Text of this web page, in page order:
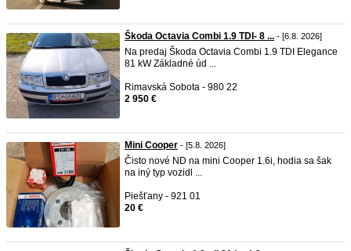
Škoda Octavia Combi 1.9 TDI- 8 ... - [6.8. 2026]
Na predaj Škoda Octavia Combi 1.9 TDI Elegance
81 kW Základné úd ...
Rimavská Sobota - 980 22
2 950 €
Mini Cooper - [5.8. 2026]
Čisto nové ND na mini Cooper 1.6i, hodia sa šak
na iný typ vozidl ...
Piešťany - 921 01
20 €